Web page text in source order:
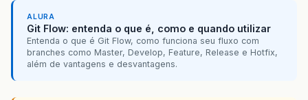
ALURA
Git Flow: entenda o que é, como e quando utilizar
Entenda o que é Git Flow, como funciona seu fluxo com
branches como Master, Develop, Feature, Release e Hotfix,
além de vantagens e desvantagens.